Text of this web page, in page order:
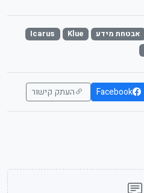
אבטחת מידע Klue
Icarus
Facebook העתק קישור